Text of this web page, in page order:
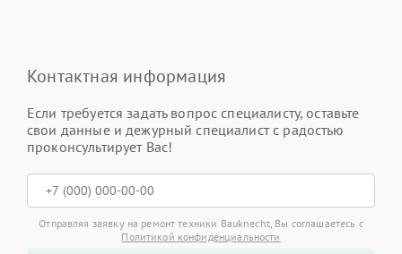
Контактная информация
Если требуется задать вопрос специалисту, оставьте
свои данные и дежурный специалист с радостью
проконсультирует Вас!
Отправляя заявку на ремонт техники Bauknecht, Вы соглашаетесь с
Политикой конфиденциальности